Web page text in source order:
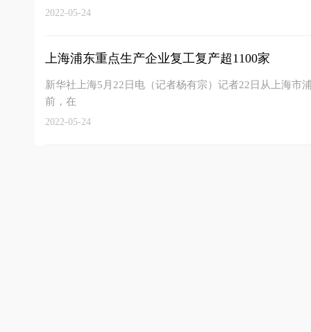
2022-05-24
上海浦东重点生产企业复工复产超1100家
新华社上海5月22日电（记者杨有宗）记者22日从上海市
前，在
2022-05-24